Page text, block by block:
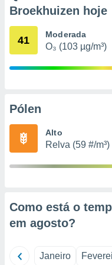
qual se
ou opor-
qualquer
o
num
Broekhuizen hoje
41 Moderada
O₃ (103 µg/m³)
Pólen
Alto
Relva (59 #/m³)
Como está o
em agosto?
Janeiro